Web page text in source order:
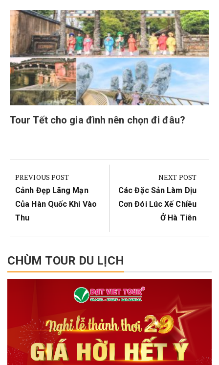
Tour Tết cho gia đình nên chọn đi đâu?
hướng
bài
viết
PREVIOUS POST
Previous
Post:
Cảnh Đẹp Lãng Mạn
Của Hàn Quốc Khi Vào
Thu
NEXT POST
Next
Post:
Các Đặc Sản Làm Dịu
Cơn Đói Lúc Xế Chiều
Ở Hà Tiên
CHÙM TOUR DU LỊCH